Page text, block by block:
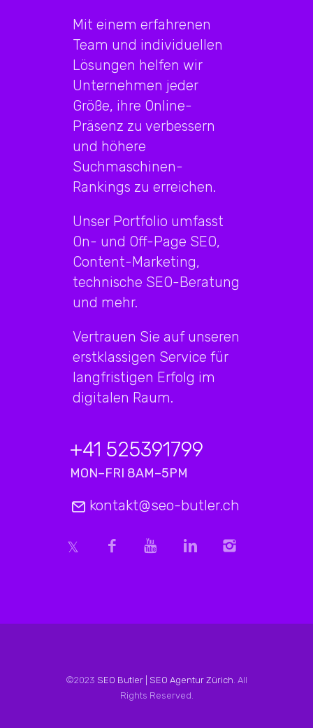
Mit einem erfahrenen
Team und individuellen
Lösungen helfen wir
Unternehmen jeder
Größe, ihre Online-
Präsenz zu verbessern
und höhere
Suchmaschinen-
Rankings zu erreichen.
Unser Portfolio umfasst
On- und Off-Page SEO,
Content-Marketing,
technische SEO-Beratung
und mehr.
Vertrauen Sie auf unseren
erstklassigen Service für
langfristigen Erfolg im
digitalen Raum.
+41 525391799
MON–FRI 8AM–5PM
kontakt@seo-butler.ch
©2023 SEO Butler | SEO Agentur Zürich. All
Rights Reserved.